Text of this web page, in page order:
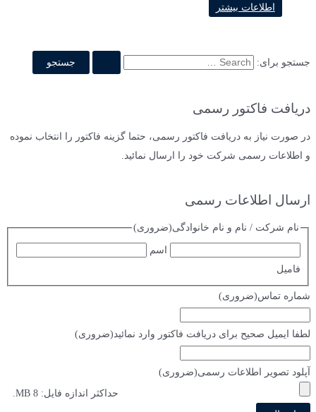
جستجو برای:
دریافت فاکتور رسمی
در صورت نیاز به دریافت فاکتور رسمی، حتما گزینه فاکتور را انتخاب نموده
و اطلاعات رسمی شرکت خود را ارسال نمائید.
ارسال اطلاعات رسمی
نام شرکت / نام و نام خانوادگی(ضروری)
اسم
فامیل
شماره تماس(ضروری)
لطفا ایمیل صحیح برای دریافت فاکتور وارد نمائید (ضروری)
آپلود تصویر اطلاعات رسمی(ضروری)
حداکثر اندازه فایل: 8 MB.
اطلاعات بیشتر